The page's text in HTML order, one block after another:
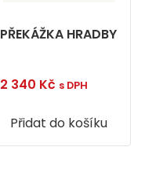
PŘEKÁŽKA HRADBY
2 340 Kč s DPH
Přidat do košíku